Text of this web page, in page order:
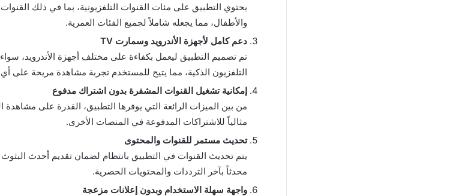
يحتوي التطبيق على مئات القنوات التلفزيونية، بما في ذلك القنوات
والأطفال، مما يجعله شاملاً لجميع الفئات العمرية.
دعم كامل لأجهزة الأندرويد وسمارت TV
تم تصميم التطبيق ليعمل بكفاءة على مختلف أجهزة الأندرويد، سواء
التلفزيون الذكية، مما يتيح للمستخدم تجربة مشاهدة مريحة على
إمكانية تشغيل القنوات المشفرة بدون اشتراك مدفوع
من بين الميزات الرائعة التي يوفرها التطبيق، القدرة على مشاهدة
مثالياً للاشتراكات المدفوعة في المنصات الأخرى.
تحديث مستمر للقنوات والمحتوى
يتم تحديث القنوات في التطبيق بانتظام لضمان تقديم أحدث البثوث
محدثاً بآخر الترددات والمحتويات الحصرية.
واجهة سهلة الاستخدام وبدون إعلانات مزعجة